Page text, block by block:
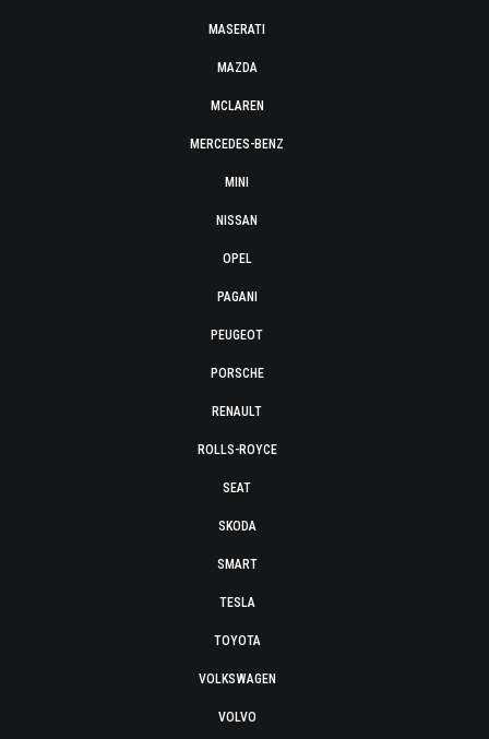
MASERATI
MAZDA
MCLAREN
MERCEDES-BENZ
MINI
NISSAN
OPEL
PAGANI
PEUGEOT
PORSCHE
RENAULT
ROLLS-ROYCE
SEAT
SKODA
SMART
TESLA
TOYOTA
VOLKSWAGEN
VOLVO